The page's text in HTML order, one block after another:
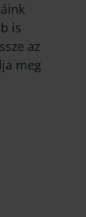
is
az
meg